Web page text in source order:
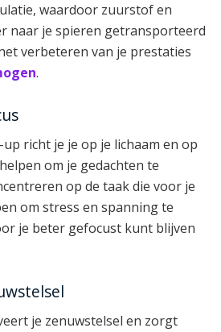
waardoor zuurstof en
naar je spieren getransporteerd
verbeteren van je prestaties
.
richt je je op je lichaam en op
om je gedachten te
op de taak die voor je
om stress en spanning te
je beter gefocust kunt blijven
je zenuwstelsel en zorgt